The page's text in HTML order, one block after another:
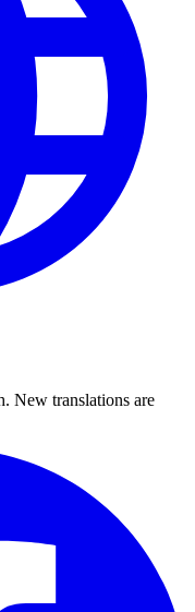
New translations are